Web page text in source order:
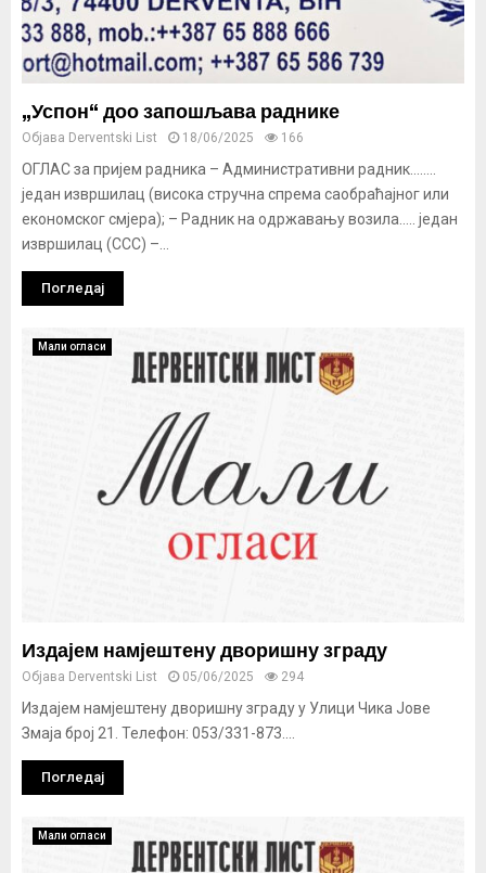
„Успон“ доо запошљава раднике
Објава Derventski List 18/06/2025 166
ОГЛАС за пријем радника – Административни радник……..
један извршилац (висока стручна спрема саобраћајног или
економског смјера); – Радник на одржавању возила….. један
извршилац (ССС) –...
Погледај
Мали огласи
Издајем намјештену дворишну зграду
Објава Derventski List 05/06/2025 294
Издајем намјештену дворишну зграду у Улици Чика Јове
Змаја број 21. Телефон: 053/331-873....
Погледај
Мали огласи